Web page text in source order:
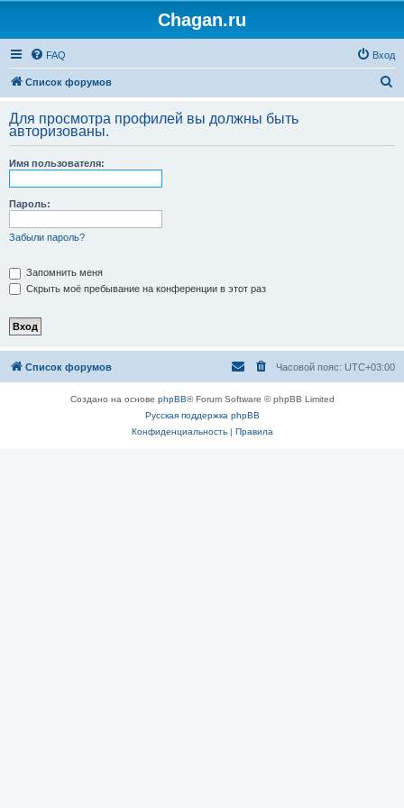
Chagan.ru
FAQ Вход
Список форумов
с
Для просмотра профилей вы должны быть
авторизованы.
Имя пользователя:
Пароль:
Забыли пароль?
Запомнить меня
Скрыть моё пребывание на конференции в этот раз
Список форумов Часовой пояс: UTC+03:00
Создано на основе phpBB® Forum Software © phpBB Limited
Русская поддержка phpBB
Конфиденциальность| Правила